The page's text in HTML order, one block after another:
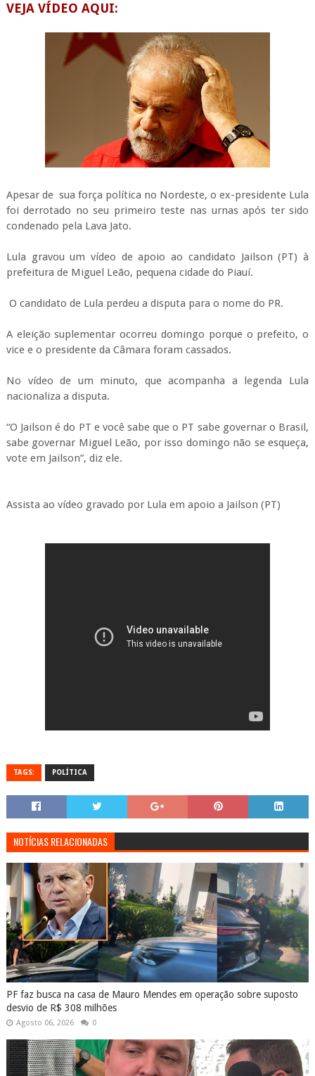
VEJA VÍDEO AQUI:
Apesar de sua força política no Nordeste, o ex-presidente Lula
foi derrotado no seu primeiro teste nas urnas após ter sido
condenado pela Lava Jato.
Lula gravou um vídeo de apoio ao candidato Jailson (PT) à
prefeitura de Miguel Leão, pequena cidade do Piauí.
O candidato de Lula perdeu a disputa para o nome do PR.
A eleição suplementar ocorreu domingo porque o prefeito, o
vice e o presidente da Câmara foram cassados.
No vídeo de um minuto, que acompanha a legenda Lula
nacionaliza a disputa.
“O Jailson é do PT e você sabe que o PT sabe governar o Brasil,
sabe governar Miguel Leão, por isso domingo não se esqueça,
vote em Jailson”, diz ele.
Assista ao vídeo gravado por Lula em apoio a Jailson (PT)
TAGS: POLÍTICA
NOTÍCIAS RELACIONADAS
PF faz busca na casa de Mauro Mendes em operação sobre suposto
desvio de R$ 308 milhões
Agosto 06, 2026 0